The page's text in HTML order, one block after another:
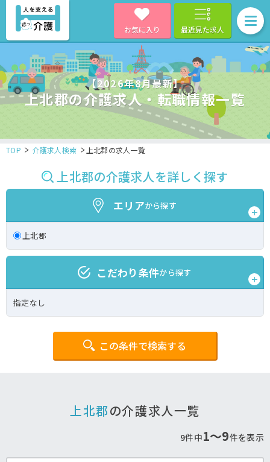
お気に入り 最近見た求人
【2026年8月最新】
上北郡の介護求人・転職情報一覧
TOP 介護求人検索 上北郡の求人一覧
上北郡の介護求人を詳しく探す
エリアから探す
上北郡
こだわり条件から探す
指定なし
この条件で検索する
上北郡の介護求人一覧
9件中1〜9件を表示